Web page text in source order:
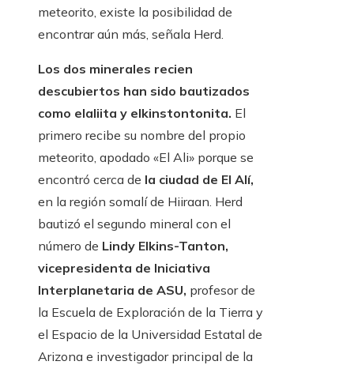
meteorito, existe la posibilidad de
encontrar aún más, señala Herd.
Los dos minerales recien
descubiertos han sido bautizados
como elaliita y elkinstontonita. El
primero recibe su nombre del propio
meteorito, apodado «El Ali» porque se
encontró cerca de la ciudad de El Alí,
en la región somalí de Hiiraan. Herd
bautizó el segundo mineral con el
número de Lindy Elkins-Tanton,
vicepresidenta de Iniciativa
Interplanetaria de ASU, profesor de
la Escuela de Exploración de la Tierra y
el Espacio de la Universidad Estatal de
Arizona e investigador principal de la